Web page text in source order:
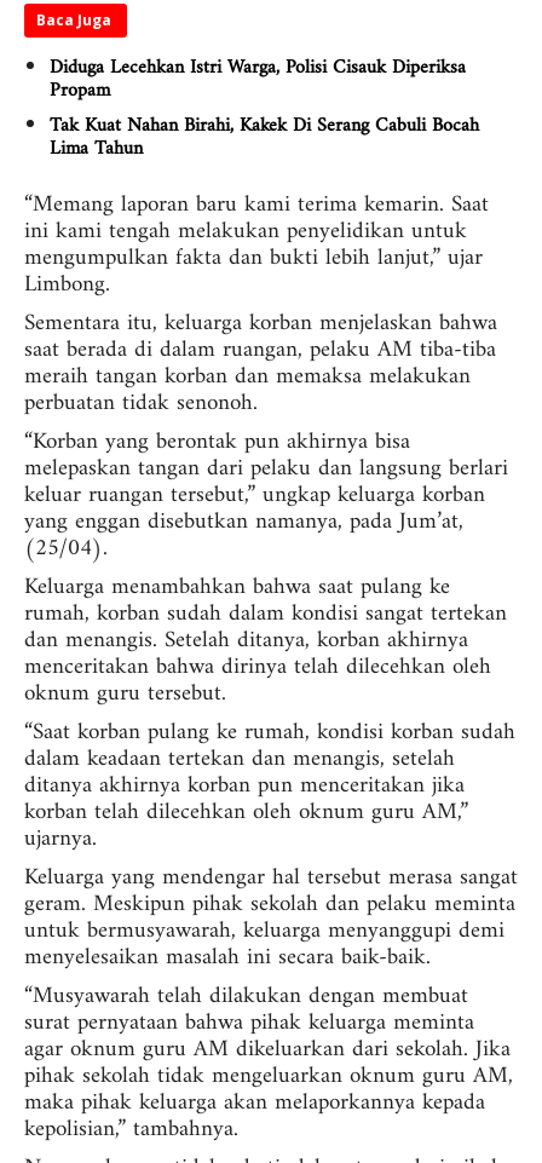
Baca Juga
Diduga Lecehkan Istri Warga, Polisi Cisauk Diperiksa
Propam
Tak Kuat Nahan Birahi, Kakek Di Serang Cabuli Bocah
Lima Tahun
“Memang laporan baru kami terima kemarin. Saat
ini kami tengah melakukan penyelidikan untuk
mengumpulkan fakta dan bukti lebih lanjut,” ujar
Limbong.
Sementara itu, keluarga korban menjelaskan bahwa
saat berada di dalam ruangan, pelaku AM tiba-tiba
meraih tangan korban dan memaksa melakukan
perbuatan tidak senonoh.
“Korban yang berontak pun akhirnya bisa
melepaskan tangan dari pelaku dan langsung berlari
keluar ruangan tersebut,” ungkap keluarga korban
yang enggan disebutkan namanya, pada Jum’at,
(25/04).
Keluarga menambahkan bahwa saat pulang ke
rumah, korban sudah dalam kondisi sangat tertekan
dan menangis. Setelah ditanya, korban akhirnya
menceritakan bahwa dirinya telah dilecehkan oleh
oknum guru tersebut.
“Saat korban pulang ke rumah, kondisi korban sudah
dalam keadaan tertekan dan menangis, setelah
ditanya akhirnya korban pun menceritakan jika
korban telah dilecehkan oleh oknum guru AM,”
ujarnya.
Keluarga yang mendengar hal tersebut merasa sangat
geram. Meskipun pihak sekolah dan pelaku meminta
untuk bermusyawarah, keluarga menyanggupi demi
menyelesaikan masalah ini secara baik-baik.
“Musyawarah telah dilakukan dengan membuat
surat pernyataan bahwa pihak keluarga meminta
agar oknum guru AM dikeluarkan dari sekolah. Jika
pihak sekolah tidak mengeluarkan oknum guru AM,
maka pihak keluarga akan melaporkannya kepada
kepolisian,” tambahnya.